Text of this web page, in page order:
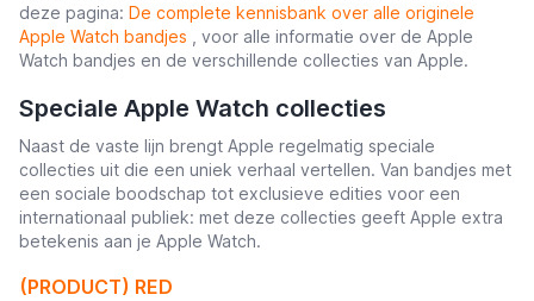
deze pagina: De complete kennisbank over alle originele
Apple Watch bandjes
, voor alle informatie over de Apple
Watch bandjes en de verschillende collecties van Apple.
Speciale Apple Watch collecties
Naast de vaste lijn brengt Apple regelmatig speciale
collecties uit die een uniek verhaal vertellen. Van bandjes met
een sociale boodschap tot exclusieve edities voor een
internationaal publiek: met deze collecties geeft Apple extra
betekenis aan je Apple Watch.
(PRODUCT) RED